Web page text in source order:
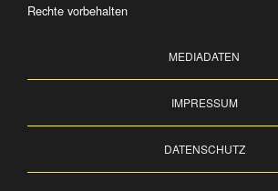
Rechte vorbehalten
MEDIADATEN
IMPRESSUM
DATENSCHUTZ